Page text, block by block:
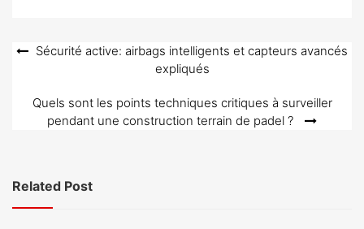
Navigation
l’article
Sécurité active: airbags intelligents et capteurs avancés
expliqués
Quels sont les points techniques critiques à surveiller
pendant une construction terrain de padel ?
Related Post